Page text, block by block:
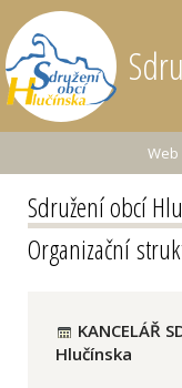
Sdružení obcí
Organizační
KANCELÁŘ
Hlučínska